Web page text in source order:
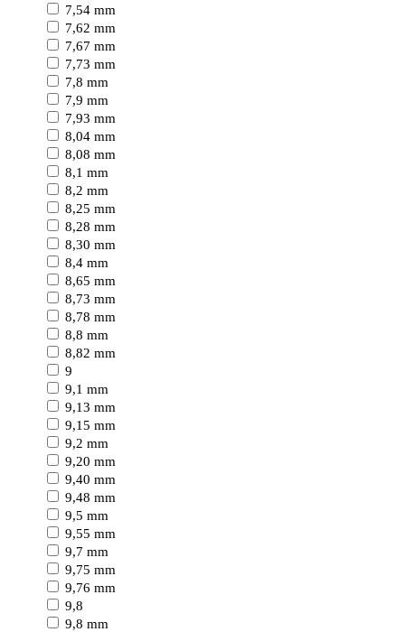
7,54 mm
7,62 mm
7,67 mm
7,73 mm
7,8 mm
7,9 mm
7,93 mm
8,04 mm
8,08 mm
8,1 mm
8,2 mm
8,25 mm
8,28 mm
8,30 mm
8,4 mm
8,65 mm
8,73 mm
8,78 mm
8,8 mm
8,82 mm
9
9,1 mm
9,13 mm
9,15 mm
9,2 mm
9,20 mm
9,40 mm
9,48 mm
9,5 mm
9,55 mm
9,7 mm
9,75 mm
9,76 mm
9,8
9,8 mm